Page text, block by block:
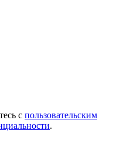
с пользовательским
.